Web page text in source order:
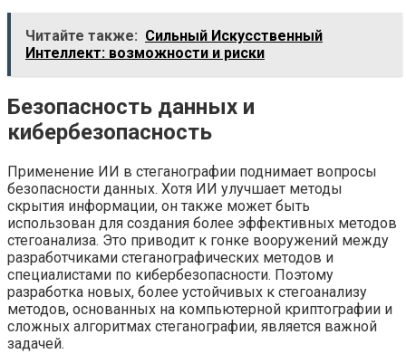
Читайте также: Сильный Искусственный
Интеллект: возможности и риски
Безопасность данных и
кибербезопасность
Применение ИИ в стеганографии поднимает вопросы
безопасности данных. Хотя ИИ улучшает методы
скрытия информации, он также может быть
использован для создания более эффективных методов
стегоанализа. Это приводит к гонке вооружений между
разработчиками стеганографических методов и
специалистами по кибербезопасности. Поэтому
разработка новых, более устойчивых к стегоанализу
методов, основанных на компьютерной криптографии и
сложных алгоритмах стеганографии, является важной
задачей.